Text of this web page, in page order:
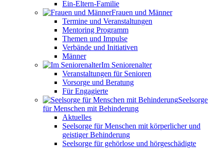
Ein-Eltern-Familie
Frauen und Männer
Termine und Veranstaltungen
Mentoring Programm
Themen und Impulse
Verbände und Initiativen
Männer
Im Seniorenalter
Veranstaltungen für Senioren
Vorsorge und Beratung
Für Engagierte
Seelsorge
für Menschen mit Behinderung
Aktuelles
Seelsorge für Menschen mit körperlicher und
geistiger Behinderung
Seelsorge für gehörlose und hörgeschädigte